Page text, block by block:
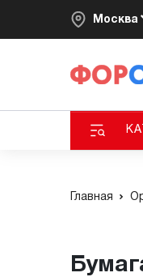
Москва
Главная
Бумага XEROX Colotech Plus Blue, 90 г/м², A3, 500 листов (в кор. 4